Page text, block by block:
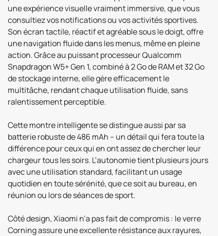
une expérience visuelle vraiment immersive, que vous
consultiez vos notifications ou vos activités sportives.
Son écran tactile, réactif et agréable sous le doigt, offre
une navigation fluide dans les menus, même en pleine
action. Grâce au puissant processeur Qualcomm
Snapdragon W5+ Gen 1, combiné à 2 Go de RAM et 32 Go
de stockage interne, elle gère efficacement le
multitâche, rendant chaque utilisation fluide, sans
ralentissement perceptible.
Cette montre intelligente se distingue aussi par sa
batterie robuste de 486 mAh – un détail qui fera toute la
différence pour ceux qui en ont assez de chercher leur
chargeur tous les soirs. L’autonomie tient plusieurs jours
avec une utilisation standard, facilitant un usage
quotidien en toute sérénité, que ce soit au bureau, en
réunion ou lors de séances de sport.
Côté design, Xiaomi n’a pas fait de compromis : le verre
Corning assure une excellente résistance aux rayures,